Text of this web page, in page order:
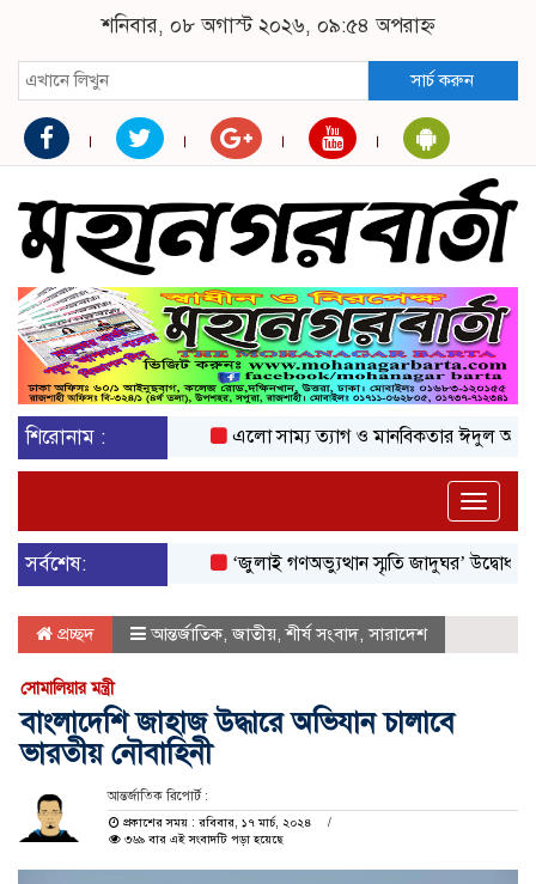
শনিবার, ০৮ অগাস্ট ২০২৬, ০৯:৫৪ অপরাহ্ন
সার্চ করুন
শিরোনাম : এলো সাম্য ত্যাগ ও মানবিকতার ঈদুল আজহা
Toggle
সর্বশেষ:
‘জুলাই গণঅভ্যুত্থান স্মৃতি জাদুঘর’ উদ্বোধন করলেন
প্রচ্ছদ আন্তর্জাতিক,জাতীয়,শীর্ষ সংবাদ,সারাদেশ
সোমালিয়ার মন্ত্রী
বাংলাদেশি জাহাজ উদ্ধারে অভিযান চালাবে
ভারতীয় নৌবাহিনী
আন্তর্জাতিক রিপোর্ট :
প্রকাশের সময় : রবিবার, ১৭ মার্চ, ২০২৪
৩৬৯ বার এই সংবাদটি পড়া হয়েছে